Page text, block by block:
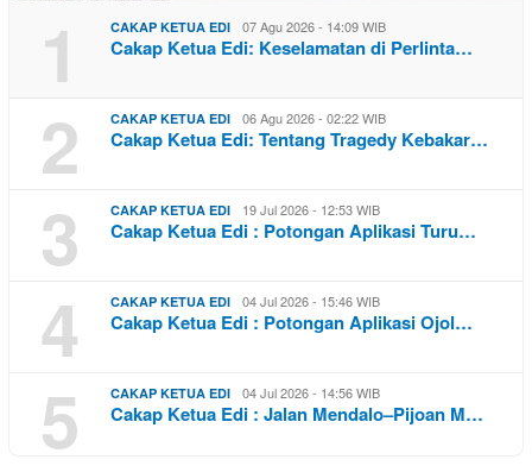
1 CAKAP KETUA EDI 07 Agu 2026 - 14:09 WIB
Cakap Ketua Edi: Keselamatan di Perlinta…
2 CAKAP KETUA EDI 06 Agu 2026 - 02:22 WIB
Cakap Ketua Edi: Tentang Tragedy Kebakar…
3 CAKAP KETUA EDI 19 Jul 2026 - 12:53 WIB
Cakap Ketua Edi : Potongan Aplikasi Turu…
4 CAKAP KETUA EDI 04 Jul 2026 - 15:46 WIB
Cakap Ketua Edi : Potongan Aplikasi Ojol…
5 CAKAP KETUA EDI 04 Jul 2026 - 14:56 WIB
Cakap Ketua Edi : Jalan Mendalo–Pijoan M…